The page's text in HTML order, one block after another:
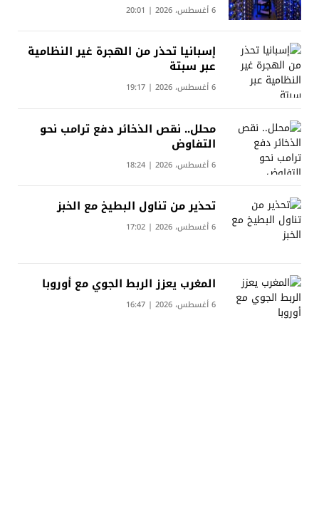
6 أغسطس، 2026 | 20:01
إسبانيا تحذر من الهجرة غير النظامية
عبر سبتة
6 أغسطس، 2026 | 19:17
محلل.. نقص الذخائر دفع ترامب نحو
التفاوض
6 أغسطس، 2026 | 18:24
تحذير من تناول البطيخ مع الخبز
6 أغسطس، 2026 | 17:02
المغرب يعزز الربط الجوي مع أوروبا
6 أغسطس، 2026 | 16:47